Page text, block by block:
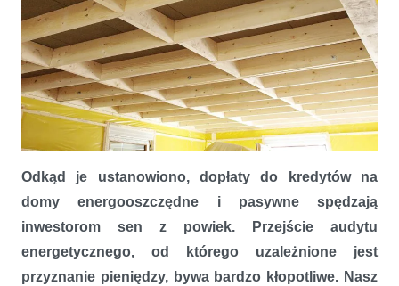
Energetyczny pewniak
Odkąd je ustanowiono, dopłaty do kredytów na
domy energooszczędne i pasywne spędzają
inwestorom sen z powiek. Przejście audytu
energetycznego, od którego uzależnione jest
przyznanie pieniędzy, bywa bardzo kłopotliwe. Nasz